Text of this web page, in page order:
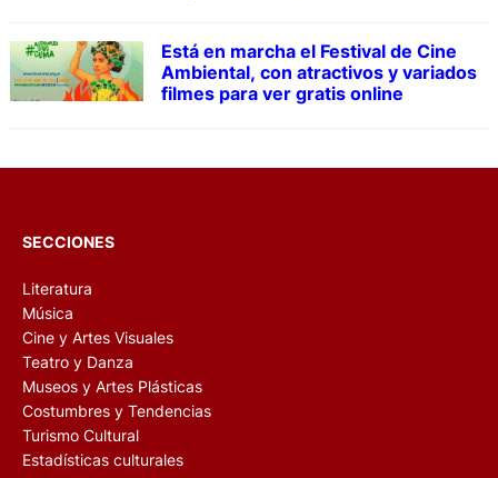
Está en marcha el Festival de Cine
Ambiental, con atractivos y variados
filmes para ver gratis online
SECCIONES
Literatura
Música
Cine y Artes Visuales
Teatro y Danza
Museos y Artes Plásticas
Costumbres y Tendencias
Turismo Cultural
Estadísticas culturales